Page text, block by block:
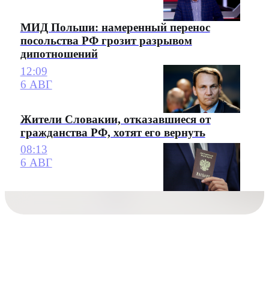
МИД Польши: намеренный перенос
посольства РФ грозит разрывом
дипотношений
12:09
6 АВГ
Жители Словакии, отказавшиеся от
гражданства РФ, хотят его вернуть
08:13
6 АВГ